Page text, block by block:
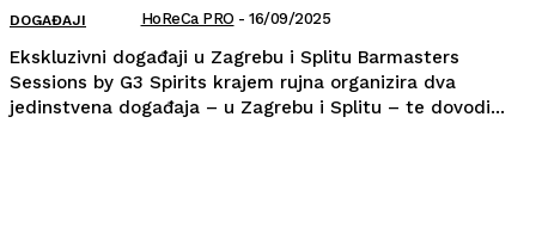
DOGAĐAJI HoReCa PRO - 16/09/2025
Ekskluzivni događaji u Zagrebu i Splitu Barmasters
Sessions by G3 Spirits krajem rujna organizira dva
jedinstvena događaja – u Zagrebu i Splitu – te dovodi...